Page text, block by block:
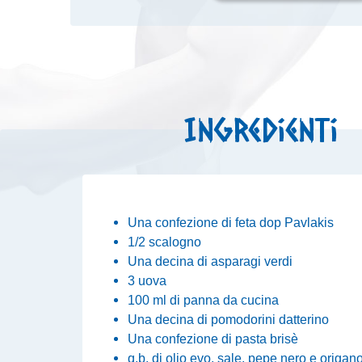
Ingredienti
Una confezione di feta dop Pavlakis
1/2 scalogno
Una decina di asparagi verdi
3 uova
100 ml di panna da cucina
Una decina di pomodorini datterino
Una confezione di pasta brisè
q.b. di olio evo, sale, pepe nero e